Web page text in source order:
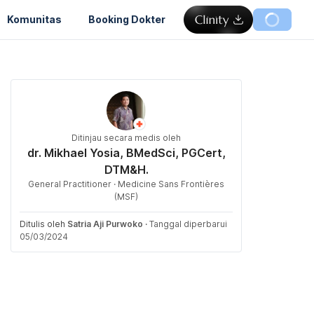
Komunitas Booking Dokter
Ditinjau secara medis oleh
dr. Mikhael Yosia, BMedSci, PGCert,
DTM&H.
General Practitioner · Medicine Sans Frontières
(MSF)
Ditulis oleh Satria Aji Purwoko · Tanggal diperbarui
05/03/2024